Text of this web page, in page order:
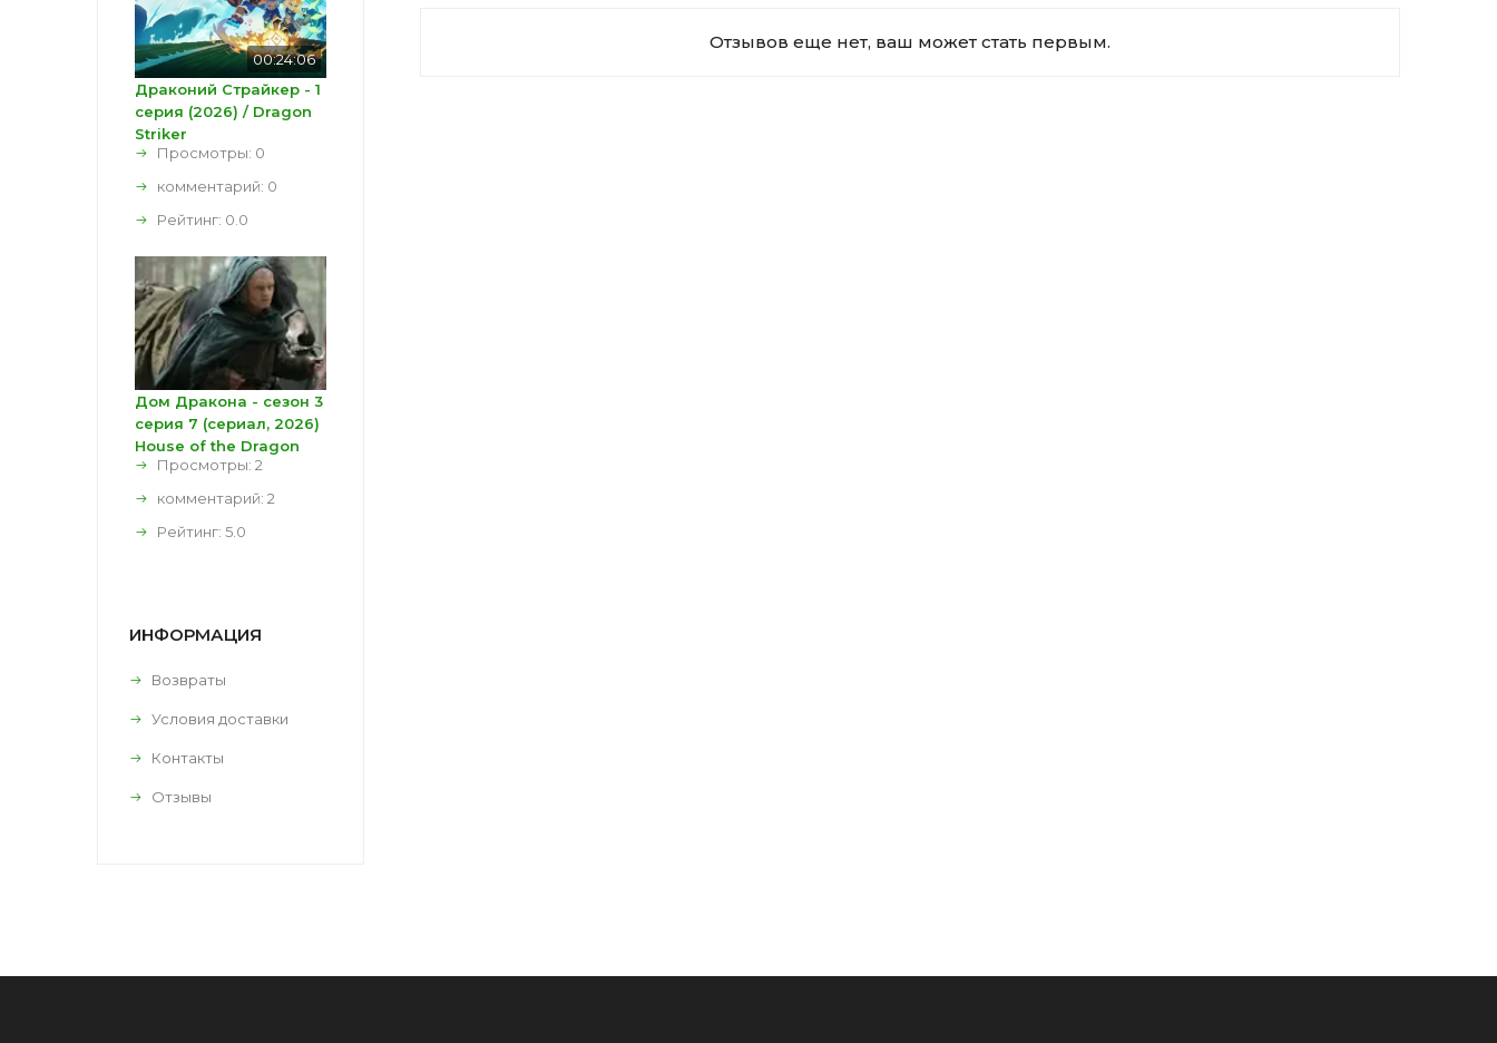
Отзывов еще нет, ваш может стать первым.
00:24:06
Драконий Страйкер - 1
серия (2026) / Dragon
Striker
Просмотры: 0
комментарий: 0
Рейтинг: 0.0
Дом Дракона - сезон 3
серия 7 (сериал, 2026)
House of the Dragon
Просмотры: 2
комментарий: 2
Рейтинг: 5.0
ИНФОРМАЦИЯ
Возвраты
Условия доставки
Контакты
Отзывы